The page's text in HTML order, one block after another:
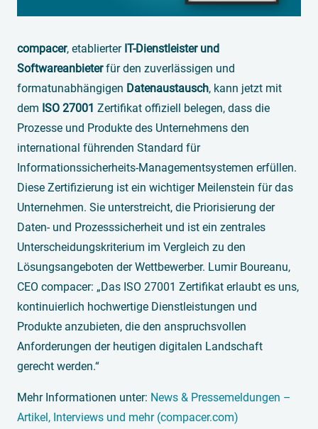
compacer, etablierter IT-Dienstleister und
Softwareanbieterfür den zuverlässigen und
formatunabhängigen Datenaustausch, kann jetzt mit
dem ISO 27001 Zertifikat offiziell belegen, dass die
Prozesse und Produkte des Unternehmens den
international führenden Standard für
Informationssicherheits-Managementsystemen erfüllen.
Diese Zertifizierung ist ein wichtiger Meilenstein für das
Unternehmen. Sie unterstreicht, die Priorisierung der
Daten- und Prozesssicherheit und ist ein zentrales
Unterscheidungskriterium im Vergleich zu den
Lösungsangeboten der Wettbewerber. Lumir Boureanu,
CEO compacer: „Das ISO 27001 Zertifikat erlaubt es uns,
kontinuierlich hochwertige Dienstleistungen und
Produkte anzubieten, die den anspruchsvollen
Anforderungen der heutigen digitalen Landschaft
gerecht werden.“
Mehr Informationen unter: News & Pressemeldungen –
Artikel, Interviews und mehr (compacer.com)